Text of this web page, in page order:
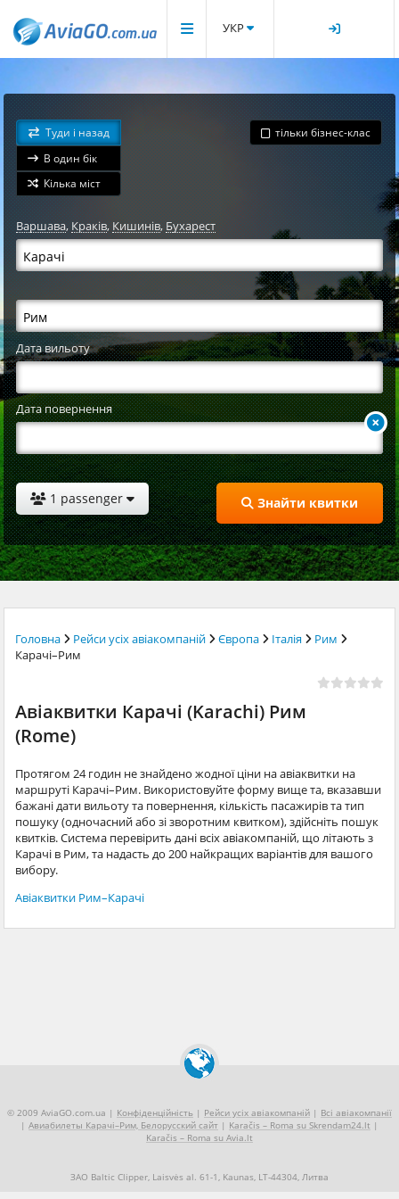
УКР
Туди і назад
В один бік
Кілька міст
тільки бізнес-клас
Варшава, Краків,Кишинів,Бухарест
Дата вильоту
Дата повернення
1 passenger Знайти квитки
Головна Рейси усіх авіакомпаній Європа Італія
Рим
Карачі–Рим
Авіаквитки Карачі (Karachi) Рим
(Rome)
Протягом 24 годин не знайдено жодної ціни на авіаквитки на
маршруті Карачі–Рим. Використовуйте форму вище та, вказавши
бажані дати вильоту та повернення, кількість пасажирів та тип
пошуку (одночасний або зі зворотним квитком), здійсніть пошук
квитків. Система перевірить дані всіх авіакомпаній, що літають з
Карачі в Рим, та надасть до 200 найкращих варіантів для вашого
вибору.
Авіаквитки Рим–Карачі
© 2009 AviaGO.com.ua | Конфіденційність | Рейси усіх авіакомпаній | Всі авіакомпанії
| Авиабилеты Карачі–Рим, Белорусский сайт | Karačis – Roma su Skrendam24.lt |
Karačis – Roma su Avia.lt
ЗАО Baltic Clipper, Laisvės al. 61-1, Kaunas, LT-44304, Литва